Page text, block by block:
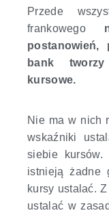
Przede
frankowego
postanowień,
bank
kursowe.
Nie ma w nich
wskaźniki
siebie
istnieją żadne
kursy ustalać.
ustalać w